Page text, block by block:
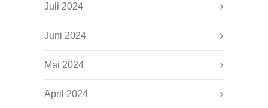
Juli 2024
Juni 2024
Mai 2024
April 2024